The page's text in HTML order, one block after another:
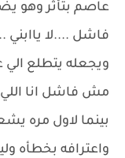
عاصم بتأثر وهو
فاشل ....لا ياابني
ويجعله يتطلع الي
مش فاشل انا
بينما لاول مره
واعترافه بخطأه